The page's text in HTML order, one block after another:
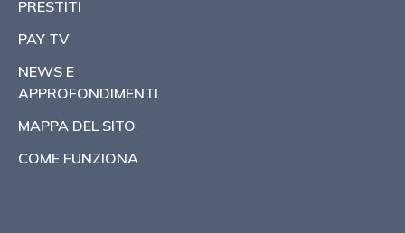
PRESTITI
PAY TV
NEWS E
APPROFONDIMENTI
MAPPA DEL SITO
COME FUNZIONA